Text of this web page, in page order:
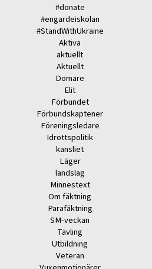
#donate
#engardeiskolan
#StandWithUkraine
Aktiva
aktuellt
Aktuellt
Domare
Elit
Förbundet
Förbundskaptener
Föreningsledare
Idrottspolitik
kansliet
Läger
landslag
Minnestext
Om fäktning
Parafäktning
SM-veckan
Tävling
Utbildning
Veteran